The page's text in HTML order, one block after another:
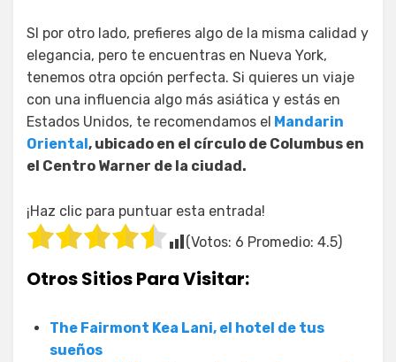
SI por otro lado, prefieres algo de la misma calidad y
elegancia, pero te encuentras en Nueva York,
tenemos otra opción perfecta. Si quieres un viaje
con una influencia algo más asiática y estás en
Estados Unidos, te recomendamos el Mandarin
Oriental, ubicado en el círculo de Columbus en
el Centro Warner de la ciudad.
¡Haz clic para puntuar esta entrada!
(Votos: 6 Promedio: 4.5)
Otros Sitios Para Visitar:
The Fairmont Kea Lani, el hotel de tus
sueños